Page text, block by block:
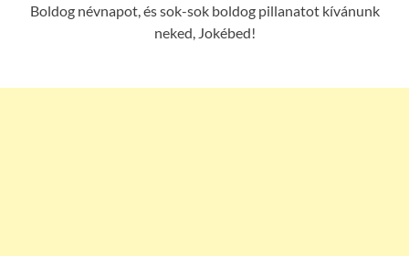
Boldog névnapot, és sok-sok boldog pillanatot kívánunk
neked, Jokébed!